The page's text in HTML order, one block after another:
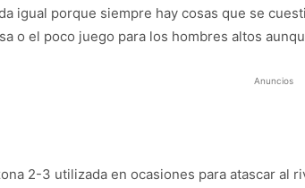
igual porque siempre hay cosas que se
o el poco juego para los hombres altos
Anuncios
2-3 utilizada en ocasiones para atascar al